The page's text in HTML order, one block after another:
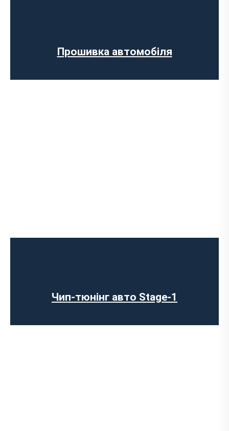
Прошивка автомобіля
Програмне відключення датчика NOX
Комп’ютерна діагностика авто
Чип-тюнінг авто Stage-1